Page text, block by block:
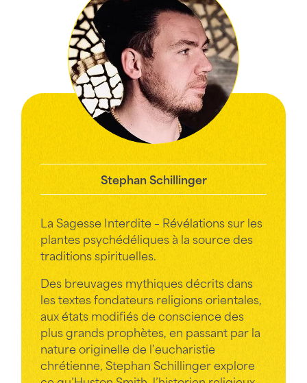
Stephan Schillinger
La Sagesse Interdite – Révélations sur les
plantes psychédéliques à la source des
traditions spirituelles.
Des breuvages mythiques décrits dans
les textes fondateurs religions orientales,
aux états modifiés de conscience des
plus grands prophètes, en passant par la
nature originelle de l’eucharistie
chrétienne, Stephan Schillinger explore